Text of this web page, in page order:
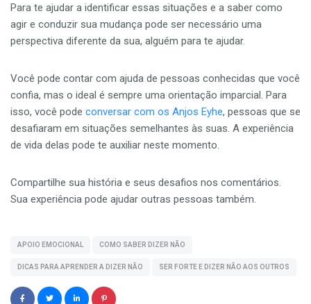
Para te ajudar a identificar essas situações e a saber como
agir e conduzir sua mudança pode ser necessário uma
perspectiva diferente da sua, alguém para te ajudar.
Você pode contar com ajuda de pessoas conhecidas que você
confia, mas o ideal é sempre uma orientação imparcial. Para
isso, você pode conversar com os Anjos Eyhe, pessoas que se
desafiaram em situações semelhantes às suas. A experiência
de vida delas pode te auxiliar neste momento.
Compartilhe sua história e seus desafios nos comentários.
Sua experiência pode ajudar outras pessoas também.
APOIO EMOCIONAL COMO SABER DIZER NÃO
DICAS PARA APRENDER A DIZER NÃO SER FORTE E DIZER NÃO AOS OUTROS